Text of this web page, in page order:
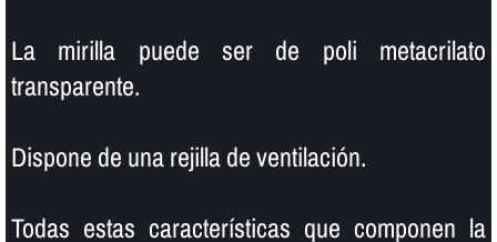
La mirilla puede ser de poli metacrilato
transparente.
Dispone de una rejilla de ventilación.
Todas estas caracterí­sticas que componen la